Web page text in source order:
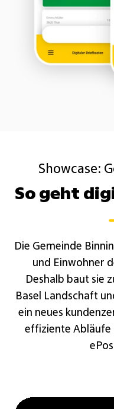
Showcase:
So geht
Die Gemeinde
und Einwohner
Deshalb baut sie
Basel Landschaft
ein neues
effiziente Abläufe